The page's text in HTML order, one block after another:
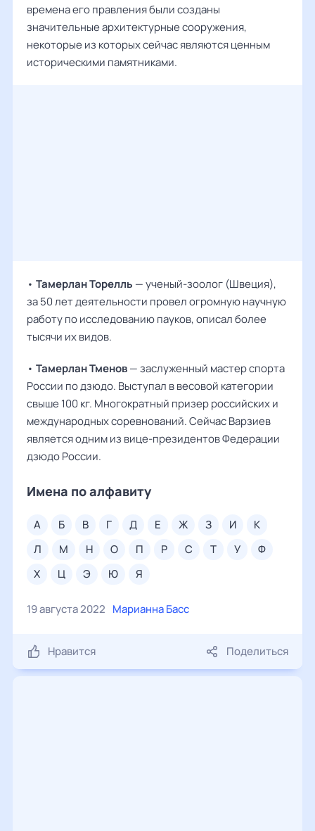
времена его правления были созданы
значительные архитектурные сооружения,
некоторые из которых сейчас являются ценным
историческими памятниками.
• Тамерлан Торелль — ученый-зоолог (Швеция),
за 50 лет деятельности провел огромную научную
работу по исследованию пауков, описал более
тысячи их видов.
• Тамерлан Тменов— заслуженный мастер спорта
России по дзюдо. Выступал в весовой категории
свыше 100 кг. Многократный призер российских и
международных соревнований. Сейчас Варзиев
является одним из вице-президентов Федерации
дзюдо России.
Имена по алфавиту
а б в г д е ж з и
к
л
м н о п р с т у
ф
х
ц э ю я
19 августа 2022 Марианна Басс
Нравится Поделиться